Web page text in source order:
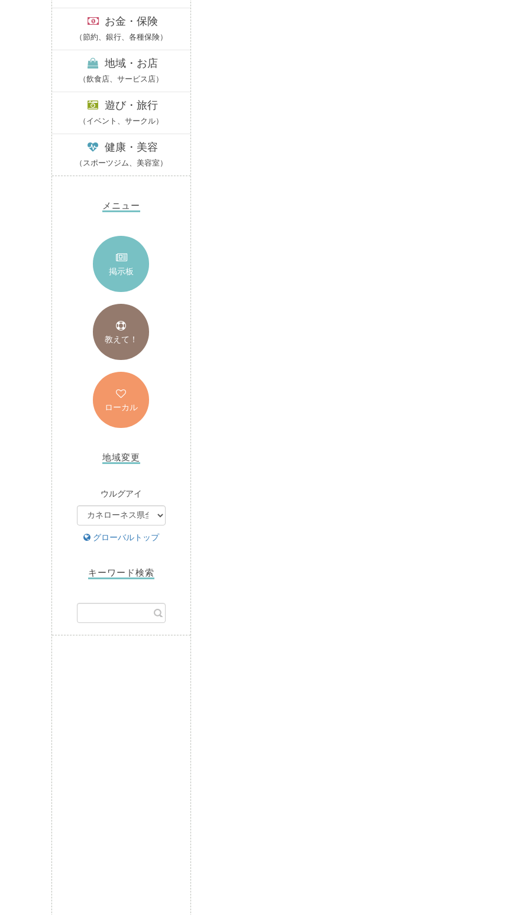
お金・保険
（節約、銀行、各種保険）
地域・お店
（飲食店、サービス店）
遊び・旅行
（イベント、サークル）
健康・美容
（スポーツジム、美容室）
メニュー
掲示板
教えて！
ローカル
地域変更
ウルグアイ
グローバルトップ
キーワード検索